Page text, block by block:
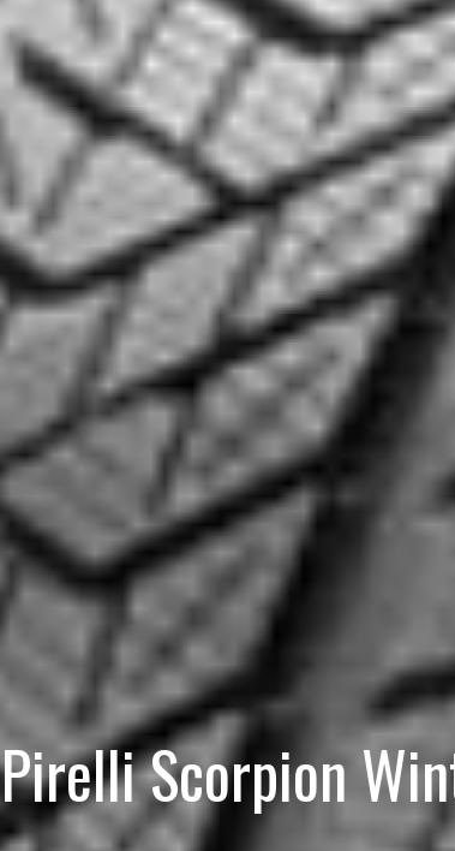
Pirelli Scorpion